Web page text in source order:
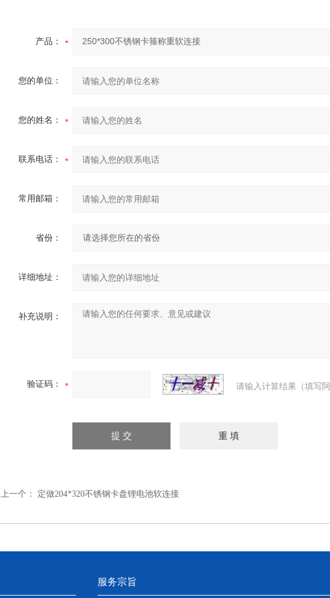
产品：
您的单位：
您的姓名：
联系电话：
常用邮箱：
省份：
详细地址：
补充说明：
验证码： 请输入计算结果（填写
上一个： 定做204*320不锈钢卡盘锂电池软连接
服务宗旨